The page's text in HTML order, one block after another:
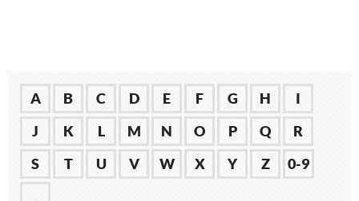
A B C D E F G H
I
J
K L M N O P Q
R
S
T U V W X Y Z
0-9